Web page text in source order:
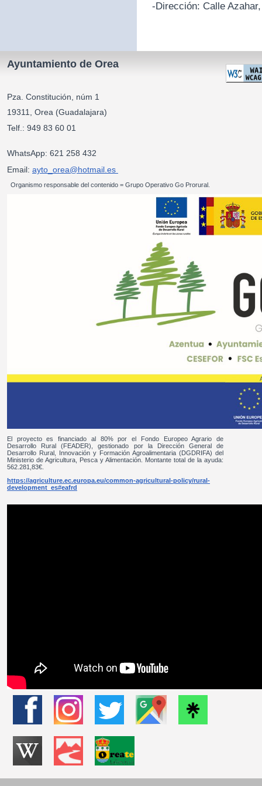
-Dirección: Calle
Ayuntamiento de Orea
Pza. Constitución, núm 1
19311, Orea (Guadalajara)
Telf.: 949 83 60 01
WhatsApp: 621 258 432
Email: ayto_orea@hotmail.es
Organismo responsable del contenido = Grupo Operativo Go Prorural.
El proyecto es financiado al 80% por el Fondo Europeo Agrario de
Desarrollo Rural (FEADER), gestionado por la Dirección General de
Desarrollo Rural, Innovación y Formación Agroalimentaria (DGDRIFA) del
Ministerio de Agricultura, Pesca y Alimentación. Montante total de la ayuda:
562.281,83€.
https://agriculture.ec.europa.eu/common-agricultural-policy/rural-
development_es#eafrd